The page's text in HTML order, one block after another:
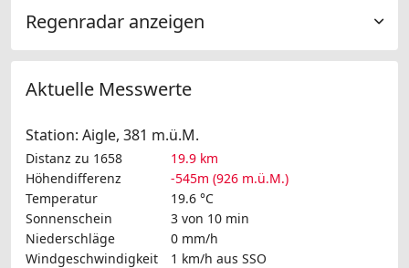
Regenradar anzeigen
Aktuelle Messwerte
Station: Aigle, 381 m.ü.M.
Distanz zu 1658
19.9 km
Höhendifferenz
-545m (926 m.ü.M.)
Temperatur
19.6 °C
Sonnenschein
3 von 10 min
Niederschläge
0 mm/h
Windgeschwindigkeit
1 km/h aus SSO